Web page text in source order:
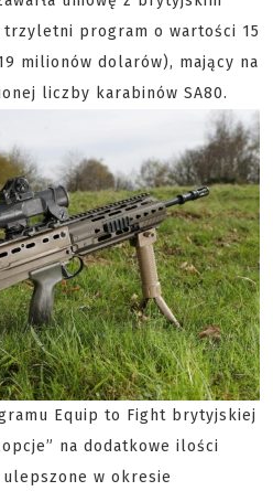
program o wartości 15
milionów dolarów), mający na
liczby karabinów SA80.
Equip to Fight brytyjskiej
na dodatkowe ilości
w okresie